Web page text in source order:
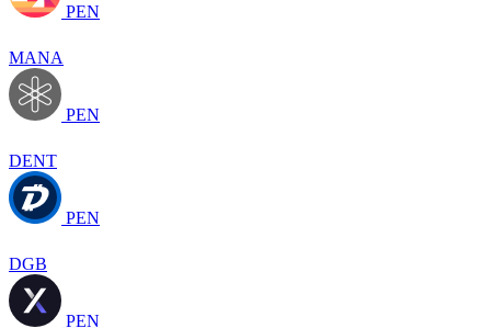
PEN
MANA
PEN
DENT
PEN
DGB
PEN